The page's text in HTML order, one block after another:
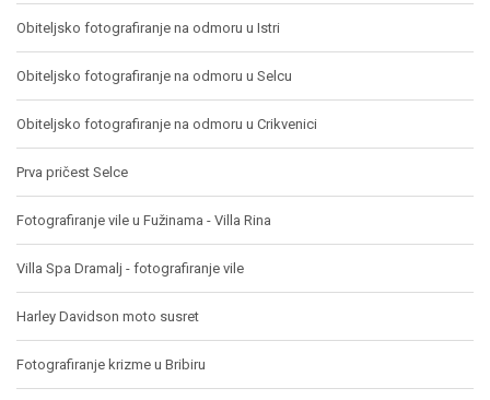
Obiteljsko fotografiranje na odmoru u Istri
Obiteljsko fotografiranje na odmoru u Selcu
Obiteljsko fotografiranje na odmoru u Crikvenici
Prva pričest Selce
Fotografiranje vile u Fužinama - Villa Rina
Villa Spa Dramalj - fotografiranje vile
Harley Davidson moto susret
Fotografiranje krizme u Bribiru